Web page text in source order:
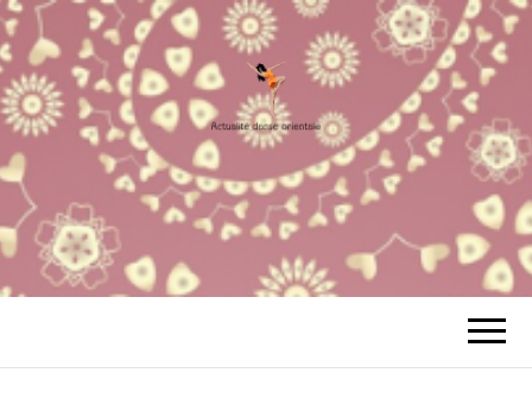
ACTUALITÉ
DANSE
Votre Site à tout faire